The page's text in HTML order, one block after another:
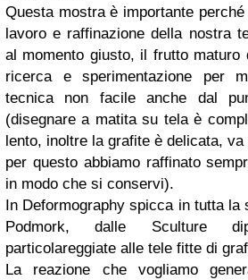
Questa mostra è importante
lavoro e raffinazione della nostra
al momento giusto, il frutto maturo
ricerca e sperimentazione per
tecnica non facile anche dal
(disegnare a matita su tela è
lento, inoltre la grafite è delicata,
per questo abbiamo raffinato
in modo che si conservi).
In Deformography spicca in tutta la
Podmork, dalle Sculture
particolareggiate alle tele fitte di
La reazione che vogliamo